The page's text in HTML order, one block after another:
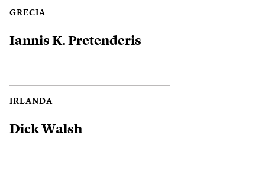
GRECIA
Iannis K. Pretenderis
IRLANDA
Dick Walsh